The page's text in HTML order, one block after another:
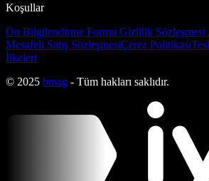
Koşullar
Ön Bilgilendirme Formu Gizlilik Sözleşmesi
Mesafeli Satış SözleşmesiÇerez Politikası
İlkeleri
© 2025 bmag - Tüm hakları saklıdır.